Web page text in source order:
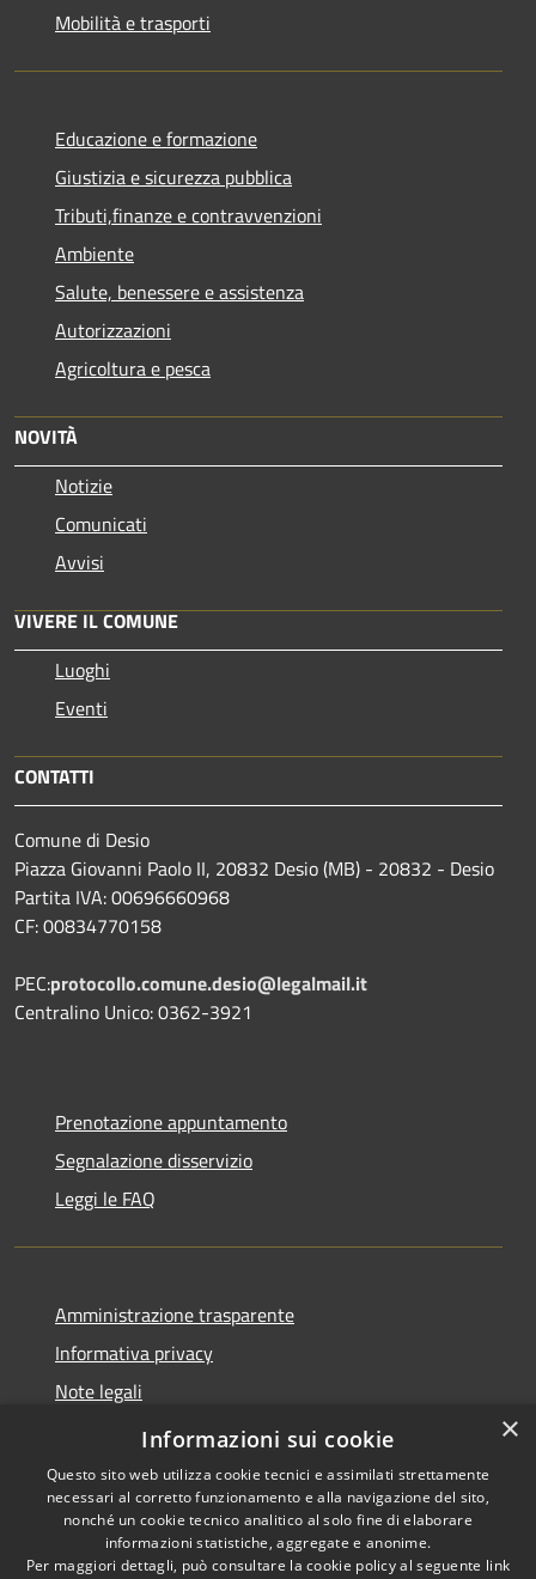
Mobilità e trasporti
Educazione e formazione
Giustizia e sicurezza pubblica
Tributi,finanze e contravvenzioni
Ambiente
Salute, benessere e assistenza
Autorizzazioni
Agricoltura e pesca
NOVITÀ
Notizie
Comunicati
Avvisi
VIVERE IL COMUNE
Luoghi
Eventi
CONTATTI
Comune di Desio
Piazza Giovanni Paolo II, 20832 Desio (MB) - 20832 - Desio
Partita IVA: 00696660968
CF: 00834770158
PEC:protocollo.comune.desio@legalmail.it
Centralino Unico: 0362-3921
Prenotazione appuntamento
Segnalazione disservizio
Leggi le FAQ
Amministrazione trasparente
Informativa privacy
Note legali
Dichiarazione di accessibilità
Copyright © 2026 • Comune di
×
Informazioni sui cookie
Questo sito web utilizza cookie tecnici e assimilati strettamente
necessari al corretto funzionamento e alla navigazione del sito,
nonché un cookie tecnico analitico al solo fine di elaborare
informazioni statistiche, aggregate e anonime.
Per maggiori dettagli, può consultare la cookie policy al seguente link